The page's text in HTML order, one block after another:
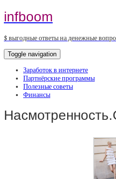
infboom
$ выгодные ответы на денежные
Toggle navigation
Заработок в интернете
Партнёрские программы
Полезные советы
Финансы